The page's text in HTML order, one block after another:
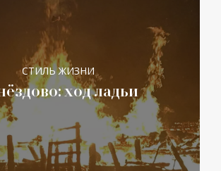
СТИЛЬ ЖИЗНИ
ход ладьи